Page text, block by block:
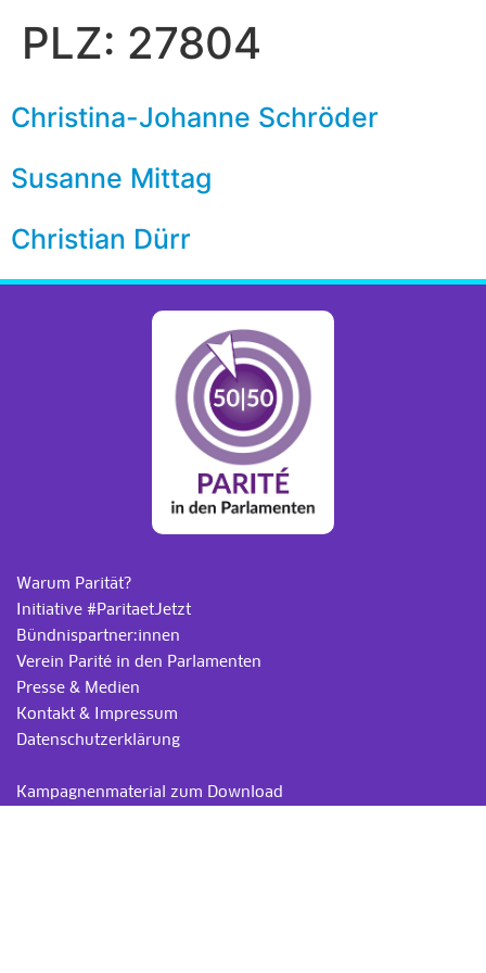
PLZ: 27804
Christina-Johanne Schröder
Susanne Mittag
Christian Dürr
Warum Parität?
Initiative #ParitaetJetzt
Bündnispartner:innen
Verein Parité in den Parlamenten
Presse & Medien
Kontakt & Impressum
Datenschutzerklärung
Kampagnenmaterial zum Download